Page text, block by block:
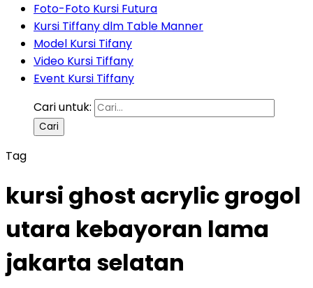
Foto-Foto Kursi Futura
Kursi Tiffany dlm Table Manner
Model Kursi Tifany
Video Kursi Tiffany
Event Kursi Tiffany
Cari untuk:
Tag
kursi ghost acrylic grogol
utara kebayoran lama
jakarta selatan